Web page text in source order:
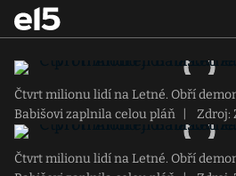
Čtvrt milionu lidí na Letné. Obří
Babišovi zaplnila celou pláň
Zdroj:
Čtvrt milionu lidí na Letné. Obří